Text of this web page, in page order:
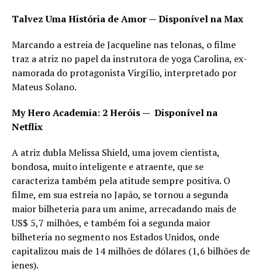
Talvez Uma História de Amor — Disponível na Max
Marcando a estreia de Jacqueline nas telonas, o filme
traz a atriz no papel da instrutora de yoga Carolina, ex-
namorada do protagonista Virgílio, interpretado por
Mateus Solano.
My Hero Academia: 2 Heróis — Disponível na
Netflix
A atriz dubla Melissa Shield, uma jovem cientista,
bondosa, muito inteligente e atraente, que se
caracteriza também pela atitude sempre positiva. O
filme, em sua estreia no Japão, se tornou a segunda
maior bilheteria para um anime, arrecadando mais de
US$ 5,7 milhões, e também foi a segunda maior
bilheteria no segmento nos Estados Unidos, onde
capitalizou mais de 14 milhões de dólares (1,6 bilhões de
ienes).